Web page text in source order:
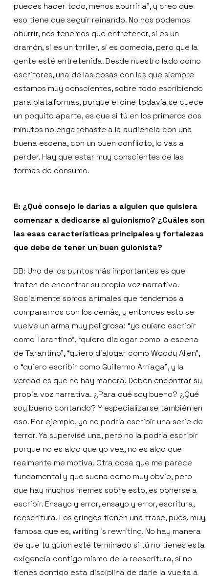
puedes hacer todo, menos aburrirla”, y creo que
eso tiene que seguir reinando. No nos podemos
aburrir, nos tenemos que entretener, si es un
dramón, si es un thriller, si es comedia, pero que la
gente esté entretenida. Desde nuestro lado como
escritores, una de las cosas con las que siempre
estamos muy conscientes, sobre todo escribiendo
para plataformas, porque el cine todavía se cuece
un poquito aparte, es que si tú en los primeros dos
minutos no enganchaste a la audiencia con una
buena escena, con un buen conflicto, lo vas a
perder. Hay que estar muy conscientes de las
formas de consumo.
E: ¿Qué consejo le darías a alguien que quisiera
comenzar a dedicarse al guionismo? ¿Cuáles son
las esas características principales y fortalezas
que debe de tener un buen guionista?
DB: Uno de los puntos más importantes es que
traten de encontrar su propia voz narrativa.
Socialmente somos animales que tendemos a
compararnos con los demás, y entonces esto se
vuelve un arma muy peligrosa: “yo quiero escribir
como Tarantino”, “quiero dialogar como la escena
de Tarantino”, “quiero dialogar como Woody Allen”,
o “quiero escribir como Guillermo Arriaga”, y la
verdad es que no hay manera. Deben encontrar su
propia voz narrativa. ¿Para qué soy bueno? ¿Qué
soy bueno contando? Y especializarse también en
eso. Por ejemplo, yo no podría escribir una serie de
terror. Ya supervisé una, pero no la podría escribir
porque no es algo que yo vea, no es algo que
realmente me motiva. Otra cosa que me parece
fundamental y que suena como muy obvio, pero
que hay muchos memes sobre esto, es ponerse a
escribir. Ensayo y error, ensayo y error, escritura,
reescritura. Los gringos tienen una frase, pues, muy
famosa que es, writing is rewriting. No hay manera
de que tu guion esté terminado si tú no tienes esta
exigencia contigo mismo de la reescritura, si no
tienes contigo esta disciplina de darle la vuelta a